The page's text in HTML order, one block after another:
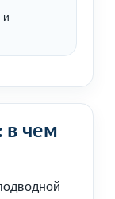
и
в чем